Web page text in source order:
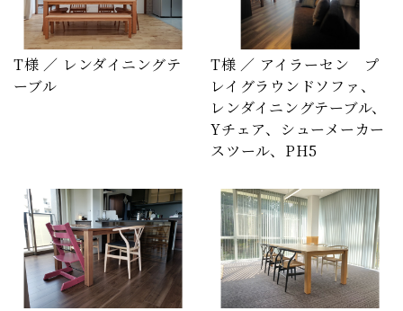
T様 ／ レンダイニングテ
ーブル
T様 ／ アイラーセン プ
レイグラウンドソファ、
レンダイニングテーブル、
Yチェア、シューメーカー
スツール、PH5